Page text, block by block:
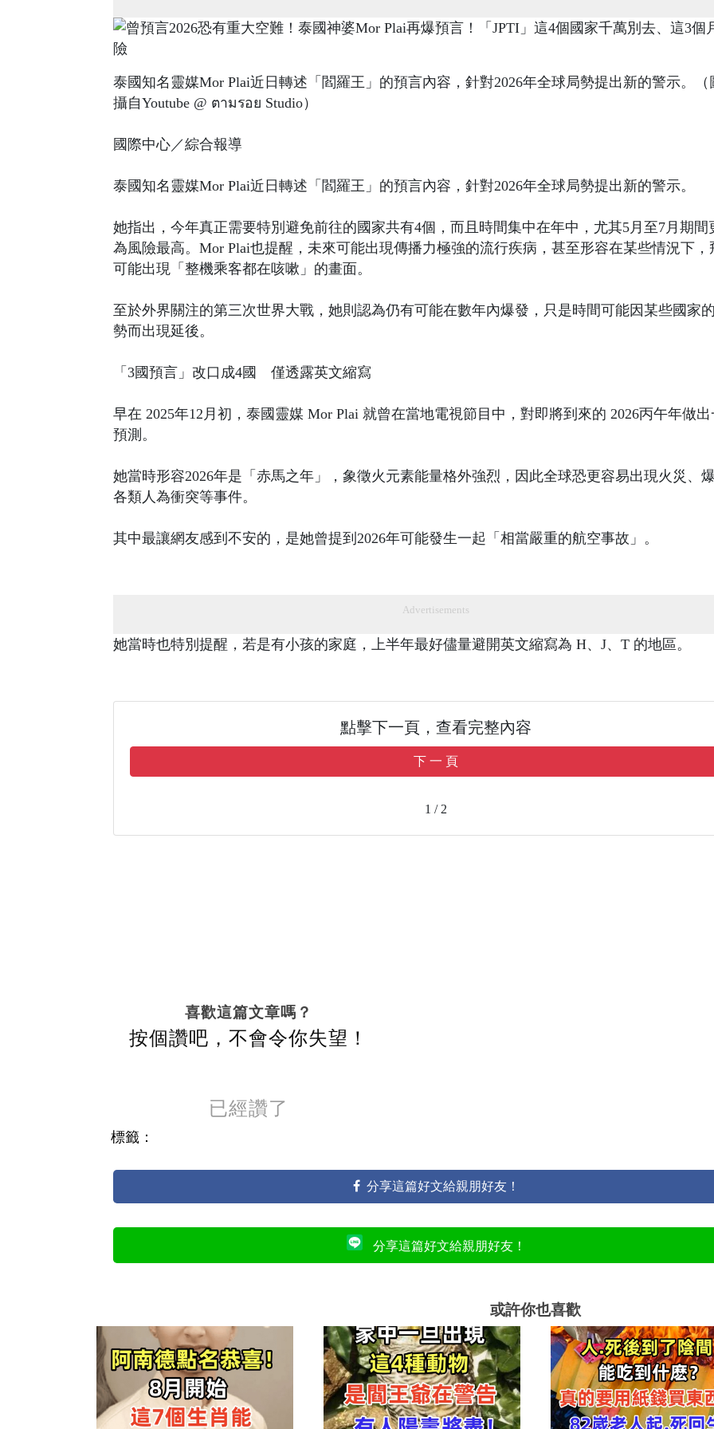
泰國知名靈媒Mor Plai近日轉述「閻羅王」的預言內容，針對2026年全球局勢提出新的警示。（
攝自Youtube @ ตามรอย Studio）
國際中心／綜合報導
泰國知名靈媒Mor Plai近日轉述「閻羅王」的預言內容，針對2026年全球局勢提出新的警示。
她指出，今年真正需要特別避免前往的國家共有4個，而且時間集中在年中，尤其5月至7月期間
為風險最高。Mor Plai也提醒，未來可能出現傳播力極強的流行疾病，甚至形容在某些情況下，
可能出現「整機乘客都在咳嗽」的畫面。
至於外界關注的第三次世界大戰，她則認為仍有可能在數年內爆發，只是時間可能因某些國家
勢而出現延後。
「3國預言」改口成4國 僅透露英文縮寫
早在 2025年12月初，泰國靈媒 Mor Plai 就曾在當地電視節目中，對即將到來的 2026丙午年做出
預測。
她當時形容2026年是「赤馬之年」，象徵火元素能量格外強烈，因此全球恐更容易出現火災、
各類人為衝突等事件。
其中最讓網友感到不安的，是她曾提到2026年可能發生一起「相當嚴重的航空事故」。
Advertisements
她當時也特別提醒，若是有小孩的家庭，上半年最好儘量避開英文縮寫為 H、J、T 的地區。
點擊下一頁，查看完整內容
下 一 頁
1 / 2
喜歡這篇文章嗎？
按個讚吧，不會令你失望！
已經讚了
標籤：
分享這篇好文給親朋好友！
分享這篇好文給親朋好友！
或許你也喜歡